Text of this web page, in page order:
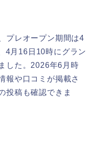
プレオープン期間は4
4月16日10時にグラン
した。2026年6月時
報や口コミが掲載さ
投稿も確認できま